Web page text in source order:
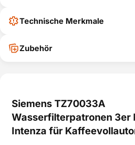
Technische Merkmale
Zubehör
Siemens TZ70033A
Wasserfilterpatronen 3er
Intenza für